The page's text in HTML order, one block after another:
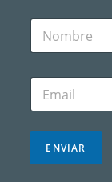
N
m
*
C
r
r
o
ENVIAR